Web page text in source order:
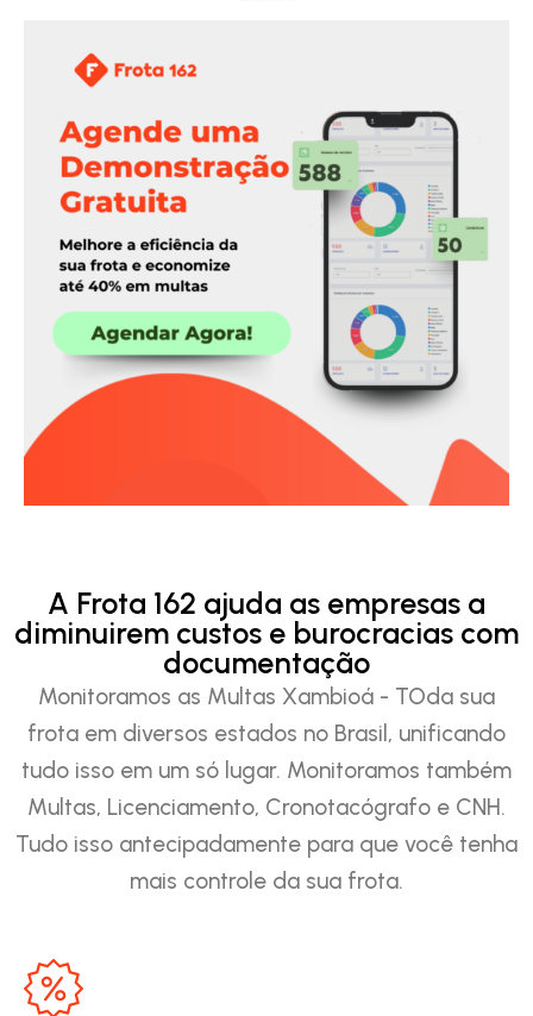
A Frota 162 ajuda as empresas a
diminuirem custos e burocracias com
documentação
Monitoramos as Multas Xambioá - TOda sua
frota em diversos estados no Brasil, unificando
tudo isso em um só lugar. Monitoramos também
Multas, Licenciamento, Cronotacógrafo e CNH.
Tudo isso antecipadamente para que você tenha
mais controle da sua frota.